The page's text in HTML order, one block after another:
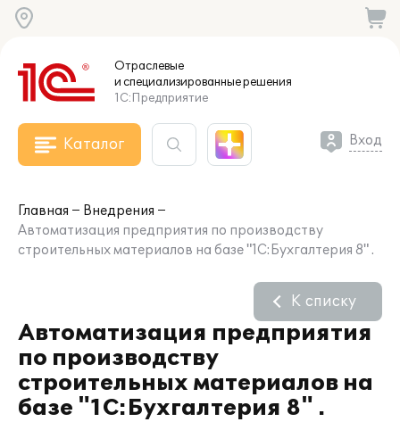
Отраслевые
и специализированныерешения
1С:Предприятие
Каталог Вход
Главная
Внедрения
Автоматизация предприятия по производству
строительных материалов на базе "1С:Бухгалтерия 8" .
Автоматизация предприятия
по производству
строительных материалов на
базе "1С:Бухгалтерия 8" .
К списку